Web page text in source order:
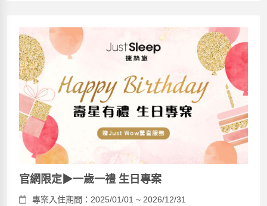
官網限定▶一歲一禮 生日專案
專案入住期間：2025/01/01 ~ 2026/12/31